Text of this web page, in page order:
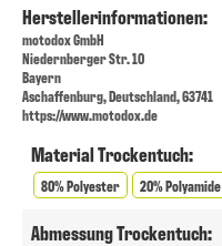
Herstellerinformationen:
motodox GmbH
Niedernberger Str. 10
Bayern
Aschaffenburg, Deutschland, 63741
https://www.motodox.de
Material Trockentuch:
80% Polyester 20% Polyamide
Abmessung Trockentuch: